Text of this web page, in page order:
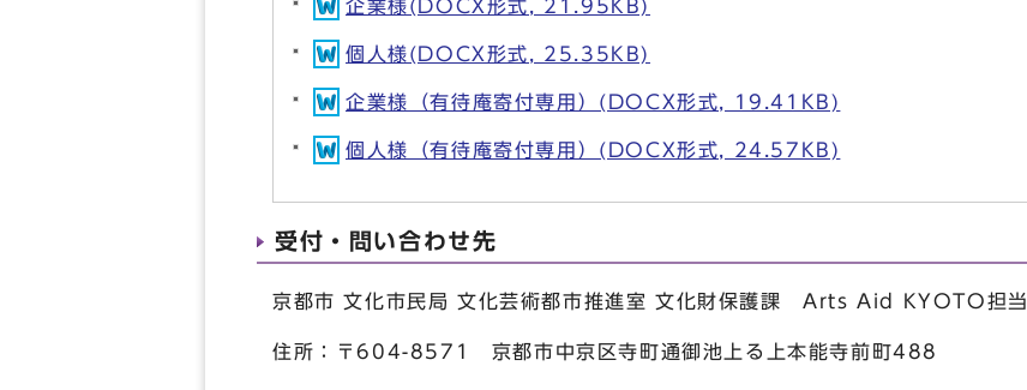
企業様(DOCX形式, 21.95KB)
個人様(DOCX形式, 25.35KB)
企業様（有待庵寄付専用）(DOCX形式, 19.41KB)
個人様（有待庵寄付専用）(DOCX形式, 24.57KB)
受付・問い合わせ先
京都市 文化市民局 文化芸術都市推進室 文化財保護課 Arts Aid KYOTO担当
住所：〒604-8571 京都市中京区寺町通御池上る上本能寺前町488